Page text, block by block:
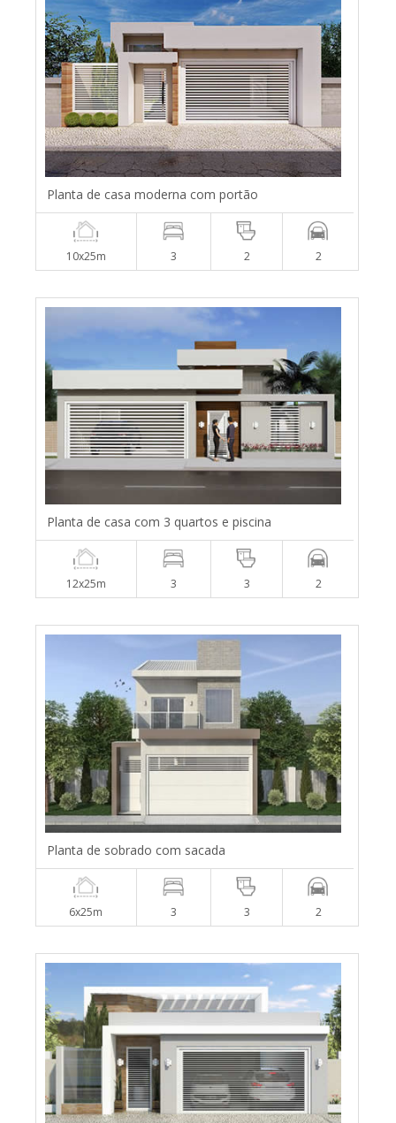
Planta de casa moderna com portão
10x25m 3 2 2
Planta de casa com 3 quartos e piscina
12x25m 3 3 2
Planta de sobrado com sacada
6x25m 3 3 2